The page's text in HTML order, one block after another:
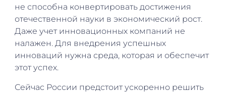
не способна конвертировать достижения
отечественной науки в экономический рост.
Даже учет инновационных компаний не
налажен. Для внедрения успешных
инноваций нужна среда, которая и обеспечит
этот успех.
Сейчас России предстоит ускоренно решить